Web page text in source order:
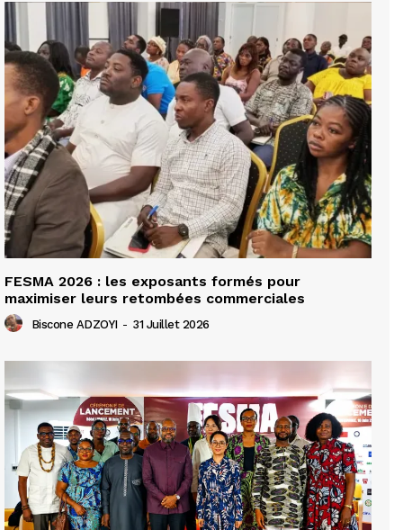
FESMA 2026 : les exposants formés pour
maximiser leurs retombées commerciales
Biscone ADZOYI - 31 Juillet 2026